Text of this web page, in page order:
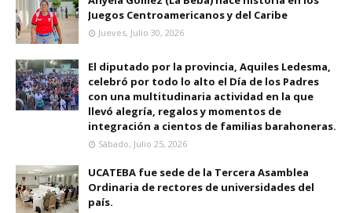
Juegos Centroamericanos y del Caribe
Jueves, Julio 30, 2026
El diputado por la provincia, Aquiles Ledesma,
celebró por todo lo alto el Día de los Padres
con una multitudinaria actividad en la que
llevó alegría, regalos y momentos de
integración a cientos de familias barahoneras.
Sábado, Julio 25, 2026
UCATEBA fue sede de la Tercera Asamblea
Ordinaria de rectores de universidades del
país.